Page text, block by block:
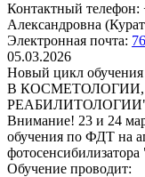
Контактный телефон:
Александровна
Электронная почта:
05.03.2026
Новый цикл
В
Внимание! 23 и 24
обучения по ФДТ на
Обучение проводит: